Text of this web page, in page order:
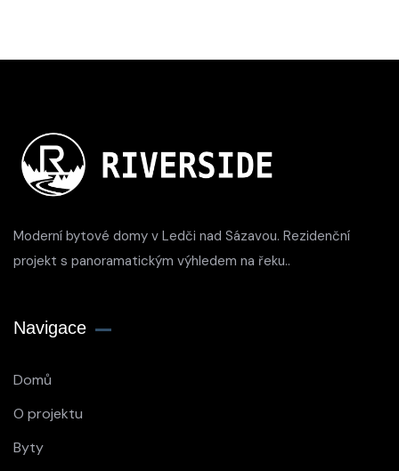
Moderní bytové domy v Ledči nad Sázavou. Rezidenční
projekt s panoramatickým výhledem na řeku..
Navigace
Domů
O projektu
Byty